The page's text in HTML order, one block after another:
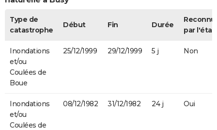
Type de
catastrophe
Début Fin Durée
par l'état
Inondations
et/ou
Coulées de
Boue
25/12/1999 29/12/1999 5 j Non
Inondations
et/ou
Coulées de
08/12/1982 31/12/1982 24 j Oui